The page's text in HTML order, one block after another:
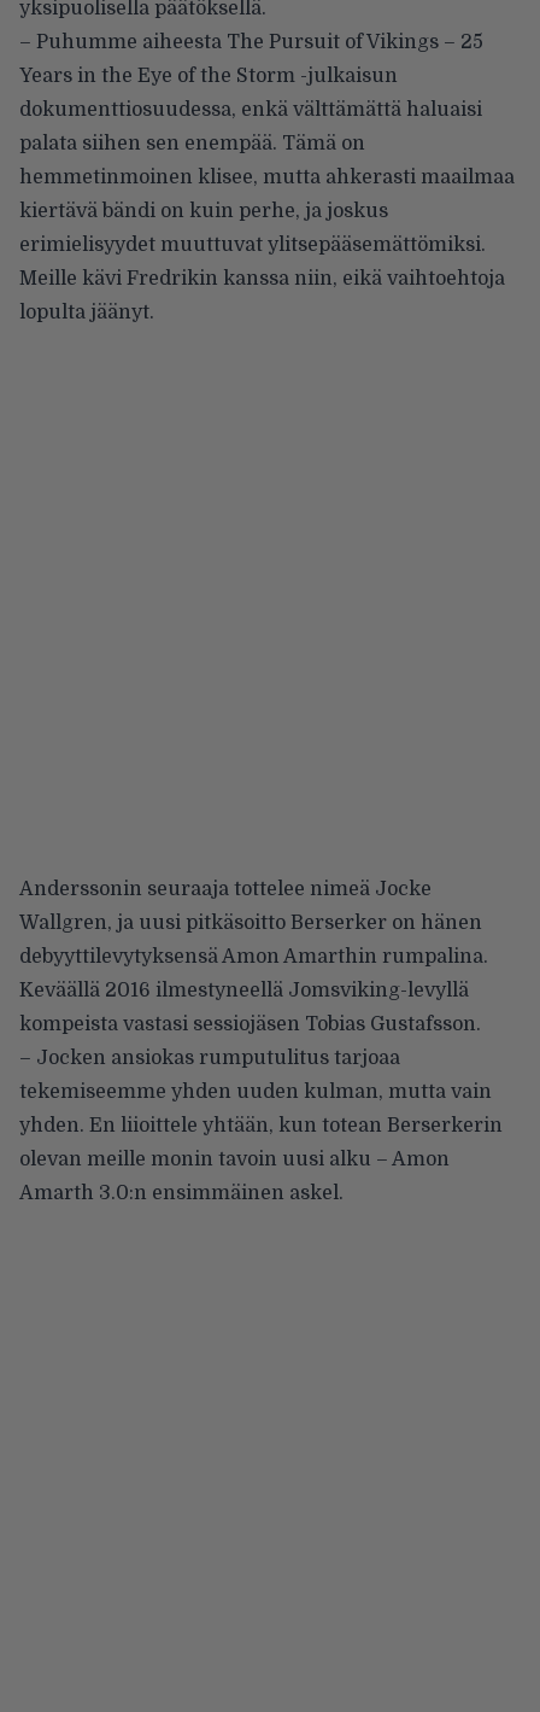
yksipuolisella päätöksellä.
– Puhumme aiheesta The Pursuit of Vikings – 25
Years in the Eye of the Storm -julkaisun
dokumenttiosuudessa, enkä välttämättä haluaisi
palata siihen sen enempää. Tämä on
hemmetinmoinen klisee, mutta ahkerasti maailmaa
kiertävä bändi on kuin perhe, ja joskus
erimielisyydet muuttuvat ylitsepääsemättömiksi.
Meille kävi Fredrikin kanssa niin, eikä vaihtoehtoja
lopulta jäänyt.
Anderssonin seuraaja tottelee nimeä Jocke
Wallgren, ja uusi pitkäsoitto Berserker on hänen
debyyttilevytyksensä Amon Amarthin rumpalina.
Keväällä 2016 ilmestyneellä Jomsviking-levyllä
kompeista vastasi sessiojäsen Tobias Gustafsson.
– Jocken ansiokas rumputulitus tarjoaa
tekemiseemme yhden uuden kulman, mutta vain
yhden. En liioittele yhtään, kun totean Berserkerin
olevan meille monin tavoin uusi alku – Amon
Amarth 3.0:n ensimmäinen askel.